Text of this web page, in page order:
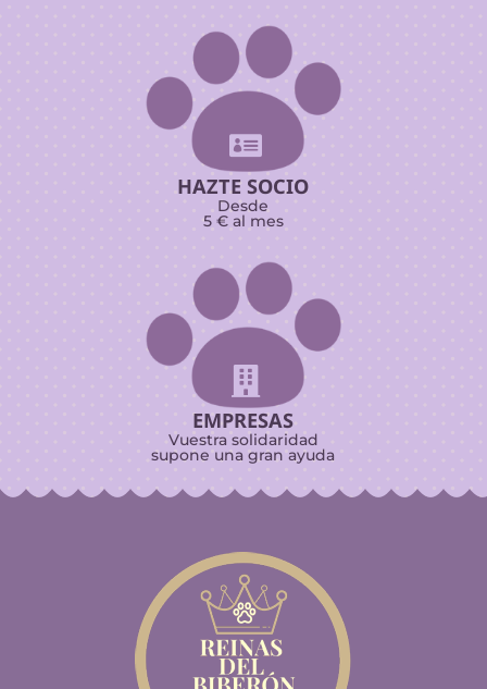

HAZTE SOCIO
Desde
5 € al mes

EMPRESAS
Vuestra solidaridad
supone una gran ayuda